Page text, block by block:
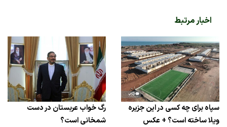
اخبار مرتبط
سپاه برای چه کسی در این جزیره
ویلا ساخته است؟ + عکس
رگ خواب عربستان در دست
شمخانی است؟